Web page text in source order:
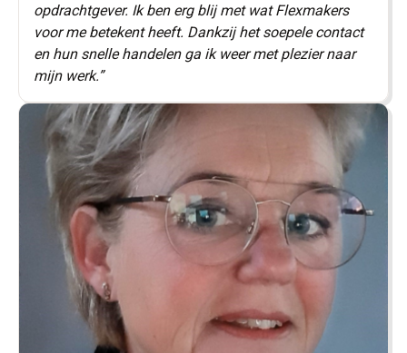
opdrachtgever. Ik ben erg blij met wat Flexmakers
voor me betekent heeft. Dankzij het soepele contact
en hun snelle handelen ga ik weer met plezier naar
mijn werk.”